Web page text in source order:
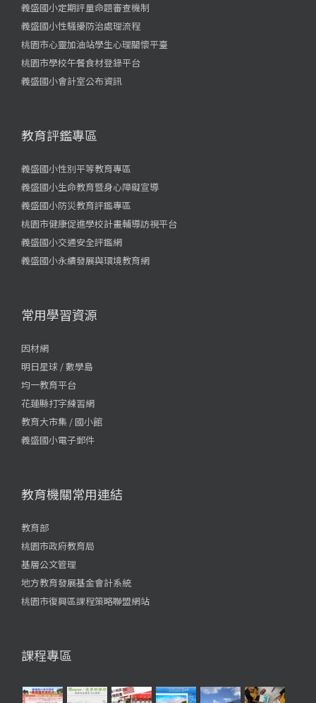
義盛國小定期評量命題審查機制
義盛國小性騷擾防治處理流程
桃園市心靈加油站學生心理關懷平臺
桃園市學校午餐食材登錄平台
義盛國小會計室公布資訊
教育評鑑專區
義盛國小性別平等教育專區
義盛國小生命教育暨身心障礙宣導
義盛國小防災教育評鑑專區
桃園市健康促進學校計畫輔導訪視平台
義盛國小交通安全評鑑網
義盛國小永續發展與環境教育網
常用學習資源
因材網
明日星球 / 數學島
均一教育平台
花蓮縣打字練習網
教育大市集 / 國小館
義盛國小電子郵件
教育機關常用連結
教育部
桃園市政府教育局
基層公文管理
地方教育發展基金會計系統
桃園市復興區課程策略聯盟網站
課程專區